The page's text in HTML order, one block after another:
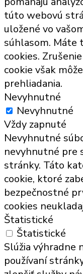
túto webovú
uložené vo
súhlasom. Máte
cookies.
cookie však
prehliadania.
Nevyhnutné
Nevyhnutné
Vždy zapnuté
Nevyhnutné
nevyhnutné pre
stránky. Táto
cookie, ktoré
bezpečnostné
cookies
Štatistické
Štatistické
Slúžia výhradne
používaní